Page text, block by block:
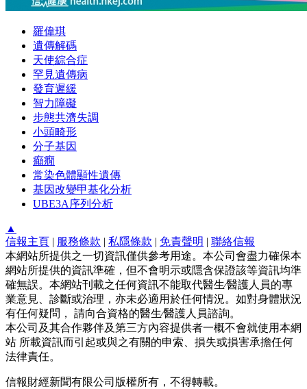
羅偉琪
遺傳解碼
天使綜合症
罕見遺傳病
發育遲緩
智力障礙
步態共濟失調
小頭畸形
分子基因
癲癇
常染色體顯性遺傳
基因改變甲基化分析
UBE3A序列分析
▲
信報主頁 | 服務條款 | 私隱條款 | 免責聲明 | 聯絡信報
本網站所提供之一切資訊僅供參考用途。本公司會盡力確保本
網站所提供的資訊準確，但不會明示或隱含保證該等資訊均準
確無誤。本網站刊載之任何資訊不能取代醫生∕醫護人員的專
業意見、診斷或治理，亦未必適用於任何情況。如對身體狀況
有任何疑問， 請向合資格的醫生∕醫護人員諮詢。
本公司及其合作夥伴及第三方內容提供者一概不會就使用本網
站 所載資訊而引起或與之有關的申索、損失或損害承擔任何
法律責任。
信報財經新聞有限公司版權所有，不得轉載。